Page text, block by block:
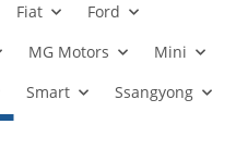
Fiat
Ford
MG Motors
Mini
Smart
Ssangyong